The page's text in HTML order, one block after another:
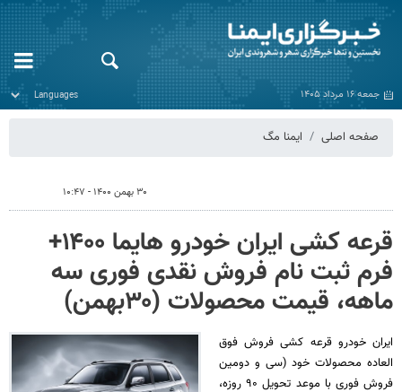
جمعه ۱۶ مرداد ۱۴۰۵
صفحه اصلی ایمنا مگ
۳۰ بهمن ۱۴۰۰ - ۱۰:۴۷
قرعه کشی ایران خودرو هایما ۱۴۰۰+
فرم ثبت نام فروش نقدی فوری سه
ماهه، قیمت محصولات (۳۰بهمن)
ایران خودرو قرعه کشی فروش فوق
العاده محصولات خود (سی و دومین
فروش فوری با موعد تحویل ۹۰ روزه،